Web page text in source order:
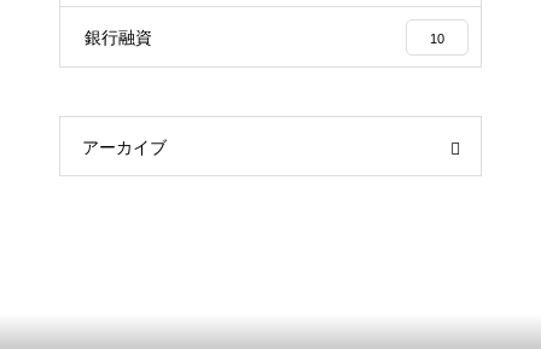
銀行融資 10
アーカイブ